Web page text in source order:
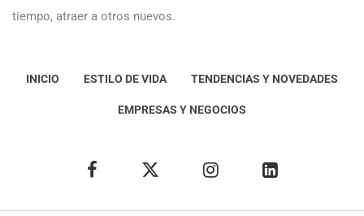
tiempo, atraer a otros nuevos.
INICIO ESTILO DE VIDA TENDENCIAS Y NOVEDADES
EMPRESAS Y NEGOCIOS